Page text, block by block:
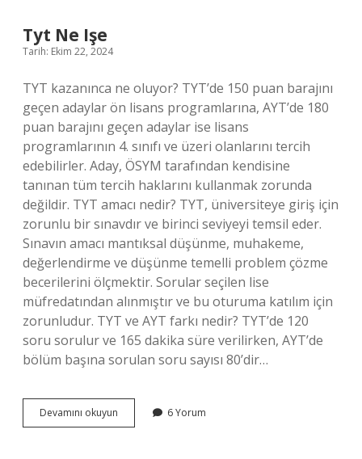
Tyt Ne Işe
Tarih: Ekim 22, 2024
TYT kazanınca ne oluyor? TYT’de 150 puan barajını
geçen adaylar ön lisans programlarına, AYT’de 180
puan barajını geçen adaylar ise lisans
programlarının 4. sınıfı ve üzeri olanlarını tercih
edebilirler. Aday, ÖSYM tarafından kendisine
tanınan tüm tercih haklarını kullanmak zorunda
değildir. TYT amacı nedir? TYT, üniversiteye giriş için
zorunlu bir sınavdır ve birinci seviyeyi temsil eder.
Sınavın amacı mantıksal düşünme, muhakeme,
değerlendirme ve düşünme temelli problem çözme
becerilerini ölçmektir. Sorular seçilen lise
müfredatından alınmıştır ve bu oturuma katılım için
zorunludur. TYT ve AYT farkı nedir? TYT’de 120
soru sorulur ve 165 dakika süre verilirken, AYT’de
bölüm başına sorulan soru sayısı 80’dir…
Devamını okuyun
Ne
6 Yorum